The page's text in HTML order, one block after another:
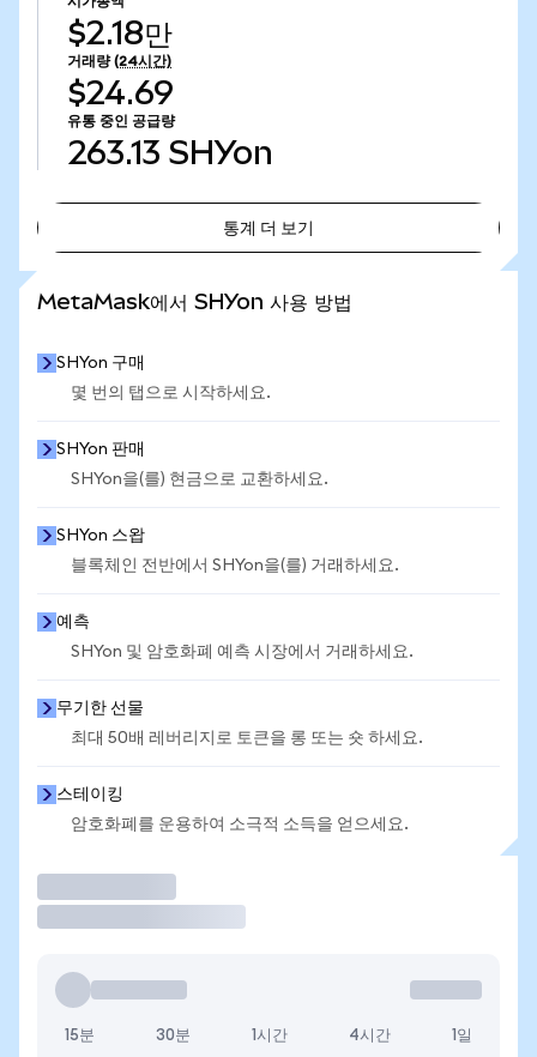
$2.18만
거래량 (24시간)
$24.69
유통 중인 공급량
263.13 SHYon
통계 더 보기
MetaMask에서 SHYon 사용 방법
SHYon 구매
몇 번의 탭으로 시작하세요.
SHYon 판매
SHYon을(를) 현금으로 교환하세요.
SHYon 스왑
블록체인 전반에서 SHYon을(를) 거래하세요.
예측
SHYon 및 암호화폐 예측 시장에서 거래하세요.
무기한 선물
최대 50배 레버리지로 토큰을 롱 또는 숏 하세요.
스테이킹
암호화폐를 운용하여 소극적 소득을 얻으세요.
15분 30분 1시간 4시간 1일